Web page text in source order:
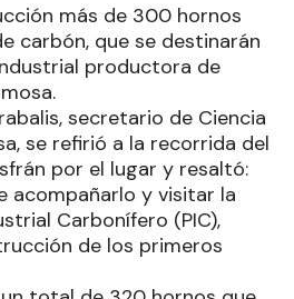
más de 300 hornos
carbón, que se destinarán
productora de
secretario de Ciencia
se refirió a la recorrida del
por el lugar y resaltó:
acompañarlo y visitar la
Carbonífero (PIC),
de los primeros